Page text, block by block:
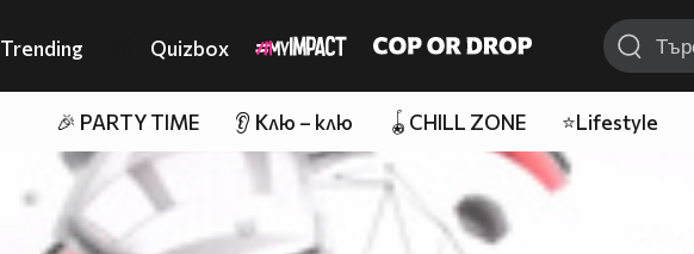
Trending Quizbox
🎉 PARTY TIME 👂 Клю – клю 🪀CHILL ZONE ⭐Lifestyle